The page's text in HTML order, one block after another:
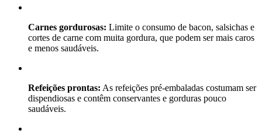
Carnes gordurosas: Limite o consumo de bacon, salsichas e
cortes de carne com muita gordura, que podem ser mais caros
e menos saudáveis.
Refeições prontas: As refeições pré-embaladas costumam ser
dispendiosas e contêm conservantes e gorduras pouco
saudáveis.